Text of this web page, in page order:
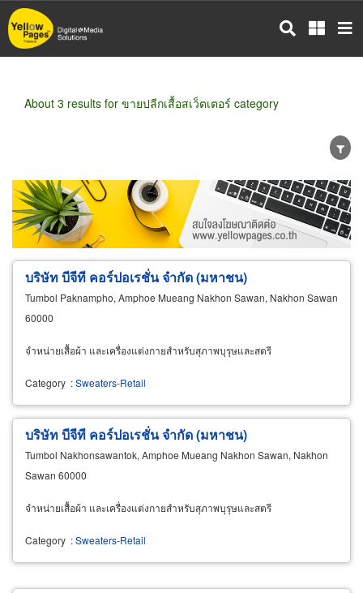
Skip
to
main
About 3 results for ขายปลีกเสื้อสเว็ตเตอร์ category
Wholesale Retail Manufacturer
Dealer
Exporter/Importer
Service Business
บริษัท บีจีที คอร์ปอเรชั่น จำกัด (มหาชน)
Tumbol Paknampho, Amphoe Mueang Nakhon Sawan, Nakhon Sawan
60000
จำหน่ายเสื้อผ้า และเครื่องแต่งกายสำหรับสุภาพบุรุษและสตรี
Category :Sweaters-Retail
บริษัท บีจีที คอร์ปอเรชั่น จำกัด (มหาชน)
Tumbol Nakhonsawantok, Amphoe Mueang Nakhon Sawan, Nakhon
Sawan 60000
จำหน่ายเสื้อผ้า และเครื่องแต่งกายสำหรับสุภาพบุรุษและสตรี
Category :Sweaters-Retail